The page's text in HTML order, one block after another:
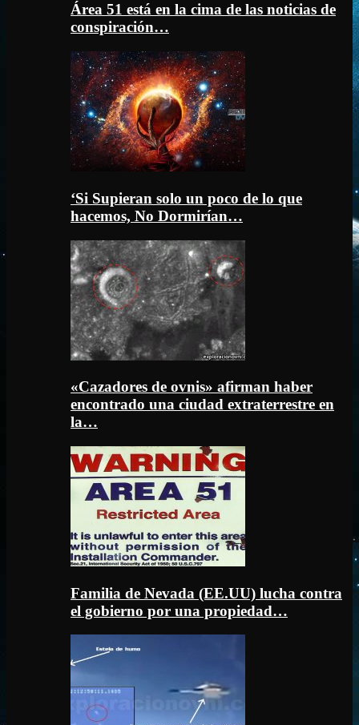
Área 51 está en la cima de las noticias de
conspiración…
‘Si Supieran solo un poco de lo que
hacemos, No Dormirían…
«Cazadores de ovnis» afirman haber
encontrado una ciudad extraterrestre en
la…
Familia de Nevada (EE.UU) lucha contra
el gobierno por una propiedad…